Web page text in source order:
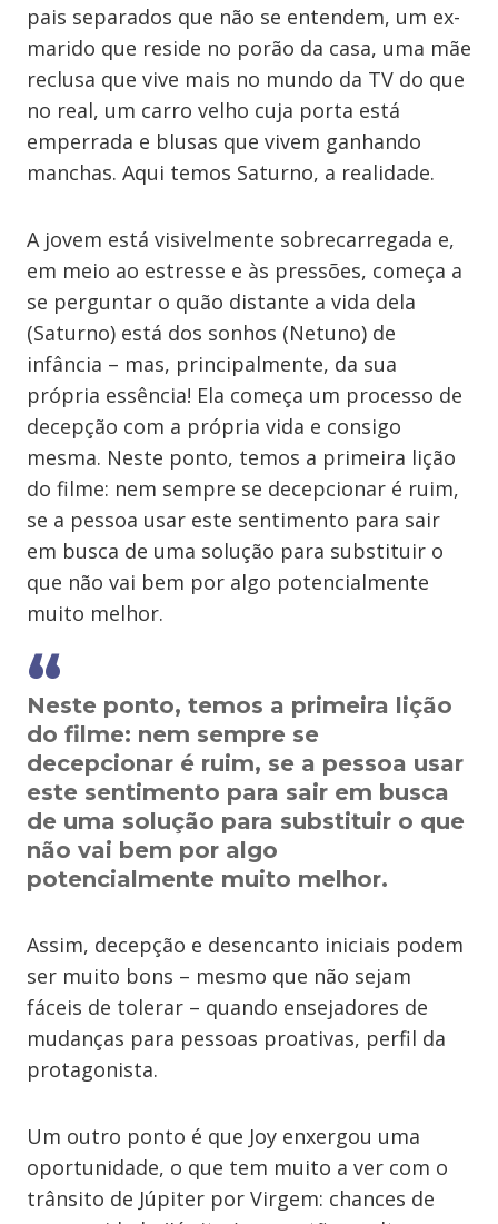
pais separados que não se entendem, um ex-
marido que reside no porão da casa, uma mãe
reclusa que vive mais no mundo da TV do que
no real, um carro velho cuja porta está
emperrada e blusas que vivem ganhando
manchas. Aqui temos Saturno, a realidade.
A jovem está visivelmente sobrecarregada e,
em meio ao estresse e às pressões, começa a
se perguntar o quão distante a vida dela
(Saturno) está dos sonhos (Netuno) de
infância – mas, principalmente, da sua
própria essência! Ela começa um processo de
decepção com a própria vida e consigo
mesma. Neste ponto, temos a primeira lição
do filme: nem sempre se decepcionar é ruim,
se a pessoa usar este sentimento para sair
em busca de uma solução para substituir o
que não vai bem por algo potencialmente
muito melhor.
Neste ponto, temos a primeira lição
do filme: nem sempre se
decepcionar é ruim, se a pessoa usar
este sentimento para sair em busca
de uma solução para substituir o que
não vai bem por algo
potencialmente muito melhor.
Assim, decepção e desencanto iniciais podem
ser muito bons – mesmo que não sejam
fáceis de tolerar – quando ensejadores de
mudanças para pessoas proativas, perfil da
protagonista.
Um outro ponto é que Joy enxergou uma
oportunidade, o que tem muito a ver com o
trânsito de Júpiter por Virgem: chances de